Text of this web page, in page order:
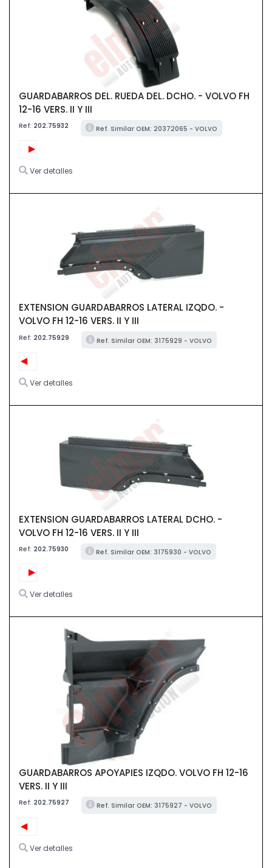
GUARDABARROS DEL. RUEDA DEL. DCHO. - VOLVO FH
12-16 VERS. II Y III
Ref: 202.75932 Ref. Similar OEM: 20372065 - VOLVO
Ver detalles
EXTENSION GUARDABARROS LATERAL IZQDO. -
VOLVO FH 12-16 VERS. II Y III
Ref: 202.75929 Ref. Similar OEM: 3175929 - VOLVO
Ver detalles
EXTENSION GUARDABARROS LATERAL DCHO. -
VOLVO FH 12-16 VERS. II Y III
Ref: 202.75930 Ref. Similar OEM: 3175930 - VOLVO
Ver detalles
GUARDABARROS APOYAPIES IZQDO. VOLVO FH 12-16
VERS. II Y III
Ref: 202.75927 Ref. Similar OEM: 3175927 - VOLVO
Ver detalles